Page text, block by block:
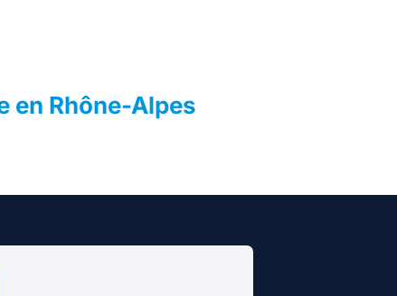
en Rhône-Alpes